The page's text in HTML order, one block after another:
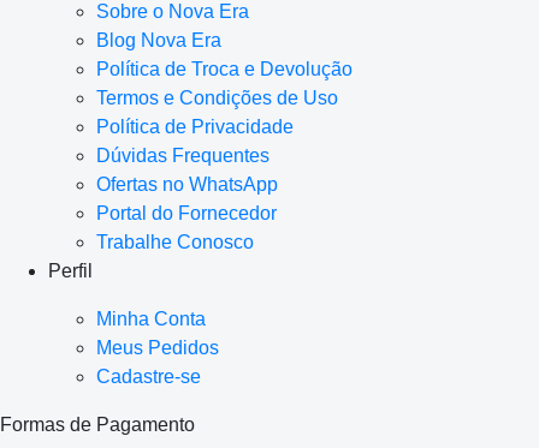
Sobre o Nova Era
Blog Nova Era
Política de Troca e Devolução
Termos e Condições de Uso
Política de Privacidade
Dúvidas Frequentes
Ofertas no WhatsApp
Portal do Fornecedor
Trabalhe Conosco
Perfil
Minha Conta
Meus Pedidos
Cadastre-se
Formas de Pagamento